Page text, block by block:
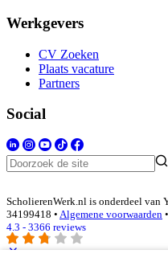
Werkgevers
CV Zoeken
Plaats vacature
Partners
Social
ScholierenWerk.nl is onderdeel van
34199418 • Algemene voorwaarden •
4.3 - 3366 reviews